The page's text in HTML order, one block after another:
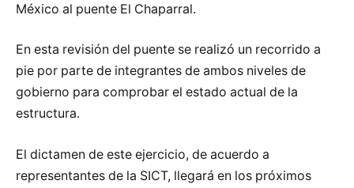
México al puente El Chaparral.
En esta revisión del puente se realizó un recorrido a
pie por parte de integrantes de ambos niveles de
gobierno para comprobar el estado actual de la
estructura.
El dictamen de este ejercicio, de acuerdo a
representantes de la SICT, llegará en los próximos